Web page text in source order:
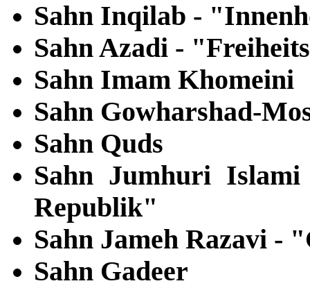
Sahn Inqilab -
Sahn Azadi -
Sahn Imam Khomeini
Sahn Gowharshad-
Sahn Quds
Sahn Jumhuri
Republik"
Sahn Jameh Razavi -
Sahn Gadeer